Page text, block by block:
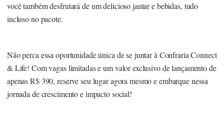
você também desfrutará de um delicioso jantar e bebidas, tudo
incluso no pacote.
Não perca essa oportunidade única de se juntar à Confraria Connect
& Life! Com vagas limitadas e um valor exclusivo de lançamento de
apenas R$ 390, reserve seu lugar agora mesmo e embarque nessa
jornada de crescimento e impacto social!